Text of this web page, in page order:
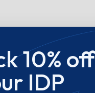
10% off
IDP